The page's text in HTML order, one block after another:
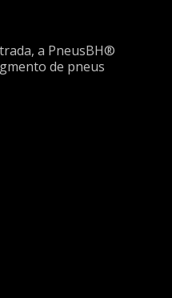
a PneusBH®
de pneus